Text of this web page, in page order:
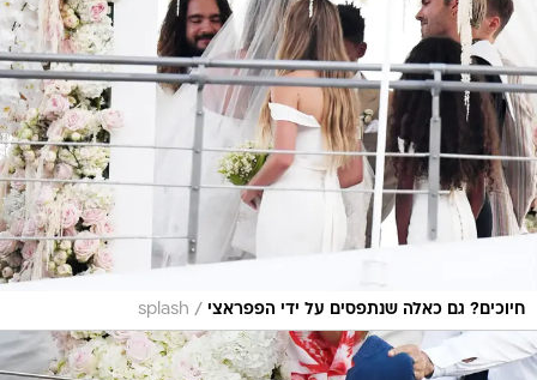
חיוכים? גם כאלה שנתפסים על ידי הפפראצי /
splash